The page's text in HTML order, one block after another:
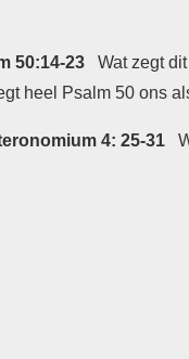
50:14-23
Wat zegt
heel Psalm 50 ons
4: 25-31